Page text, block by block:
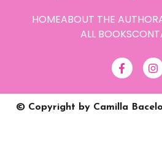
HOMEABOUT THE AUTHOR
ALL BOOKS
© Copyright by Camilla